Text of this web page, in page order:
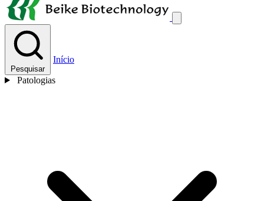
Pesquisar
Início
Patologias